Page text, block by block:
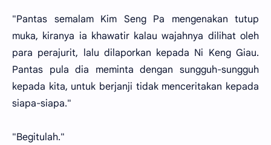
"Pantas semalam Kim Seng Pa mengenakan tutup
muka, kiranya ia khawatir kalau wajahnya dilihat oleh
para perajurit, lalu dilaporkan kepada Ni Keng Giau.
Pantas pula dia meminta dengan sungguh-sungguh
kepada kita, untuk berjanji tidak menceritakan kepada
siapa-siapa."
"Begitulah."